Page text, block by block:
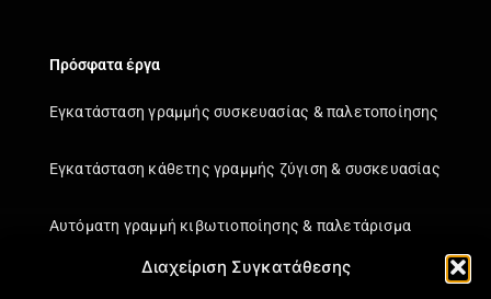
Διαχείριση Συγκατάθεσης
Πρόσφατα έργα
Εγκατάσταση γραμμής συσκευασίας & παλετοποίησης
Εγκατάσταση κάθετης γραμμής ζύγιση & συσκευασίας
Αυτόματη γραμμή κιβωτιοποίησης & παλετάρισμα